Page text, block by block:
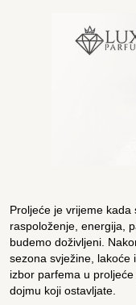
Proljeće je vrijeme kada
raspoloženje, energija,
budemo doživljeni.
sezona svježine, lakoće
izbor parfema u
dojmu koji ostavljate.